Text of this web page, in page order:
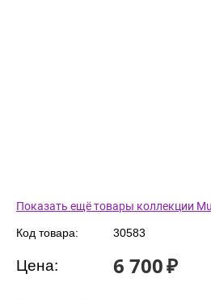
Показать ещё товары коллекции
Код товара: 30583
Цена: 6 700₽